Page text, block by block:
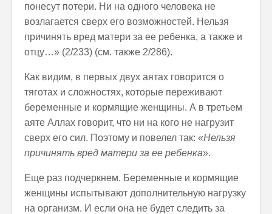
понесут потери. Ни на одного человека не
возлагается сверх его возможностей. Нельзя
причинять вред матери за ее ребенка, а также и
отцу…» (2/233) (см. также 2/286).
Как видим, в первых двух аятах говорится о
тяготах и сложностях, которые переживают
беременные и кормящие женщины. А в третьем
аяте Аллах говорит, что ни на кого не нагрузит
сверх его сил. Поэтому и повелел так: «Нельзя
причинять вред матери за ее ребенка».
Еще раз подчеркнем. Беременные и кормящие
женщины испытывают дополнительную нагрузку
на организм. И если она не будет следить за